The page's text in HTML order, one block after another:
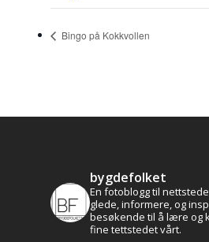
Bingo på Kokkvollen
bygdefolket
En fotoblogg til
glede, informere, og
besøkende til å lære og
fine tettstedet vårt.